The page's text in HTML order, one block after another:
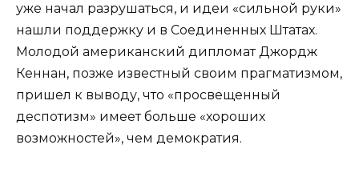
уже начал разрушаться, и идеи «сильной руки»
нашли поддержку и в Соединенных Штатах.
Молодой американский дипломат Джордж
Кеннан, позже известный своим прагматизмом,
пришел к выводу, что «просвещенный
деспотизм» имеет больше «хороших
возможностей», чем демократия.